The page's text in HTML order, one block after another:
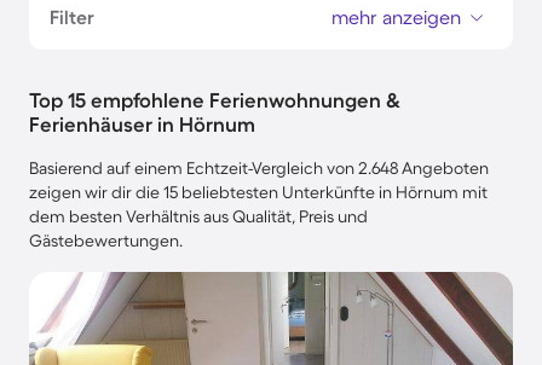
Filter mehr anzeigen
Top 15 empfohlene Ferienwohnungen &
Ferienhäuser in Hörnum
Basierend auf einem Echtzeit-Vergleich von 2.648 Angeboten
zeigen wir dir die 15 beliebtesten Unterkünfte in Hörnum mit
dem besten Verhältnis aus Qualität, Preis und
Gästebewertungen.